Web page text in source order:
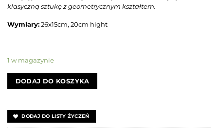
klasyczną sztukę z geometrycznym kształtem.
Wymiary:26x15cm, 20cm hight
1 w magazynie
DODAJ DO KOSZYKA
DODAJ DO LISTY ŻYCZEŃ